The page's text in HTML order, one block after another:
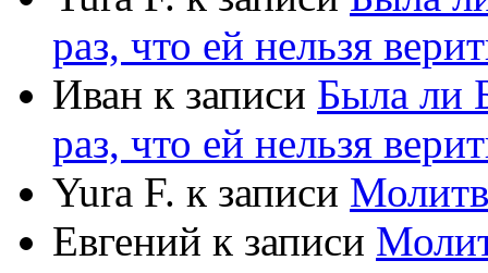
раз, что ей нельзя
Иван к записи Была ли
раз, что ей нельзя
Yura F. к записи
Евгений к записи